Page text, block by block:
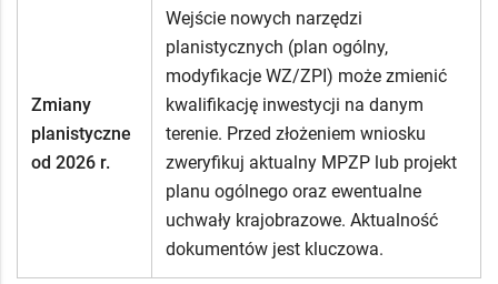
Zmiany
planistyczne
od 2026 r.
Wejście nowych narzędzi
planistycznych (plan ogólny,
modyfikacje WZ/ZPI) może zmienić
kwalifikację inwestycji na danym
terenie. Przed złożeniem wniosku
zweryfikuj aktualny MPZP lub projekt
planu ogólnego oraz ewentualne
uchwały krajobrazowe. Aktualność
dokumentów jest kluczowa.